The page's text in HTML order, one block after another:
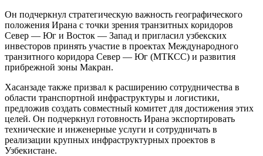
Он подчеркнул стратегическую важность географического
положения Ирана с точки зрения транзитных коридоров
Север — Юг и Восток — Запад и пригласил узбекских
инвесторов принять участие в проектах Международного
транзитного коридора Север — Юг (МТКСС) и развития
прибрежной зоны Макран.
Хасанзаде также призвал к расширению сотрудничества в
области транспортной инфраструктуры и логистики,
предложив создать совместный комитет для достижения этих
целей. Он подчеркнул готовность Ирана экспортировать
технические и инженерные услуги и сотрудничать в
реализации крупных инфраструктурных проектов в
Узбекистане.